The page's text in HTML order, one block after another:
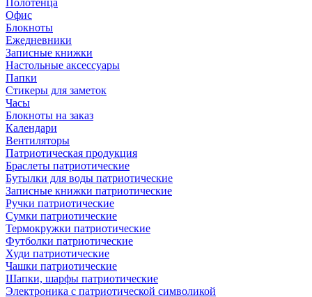
Полотенца
Офис
Блокноты
Ежедневники
Записные книжки
Настольные аксессуары
Папки
Стикеры для заметок
Часы
Блокноты на заказ
Календари
Вентиляторы
Патриотическая продукция
Браслеты патриотические
Бутылки для воды патриотические
Записные книжки патриотические
Ручки патриотические
Сумки патриотические
Термокружки патриотические
Футболки патриотические
Худи патриотические
Чашки патриотические
Шапки, шарфы патриотические
Электроника с патриотической символикой